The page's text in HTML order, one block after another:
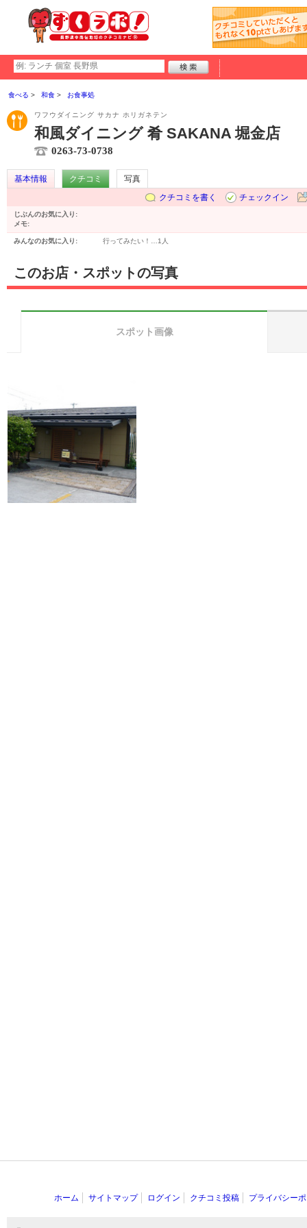
食べる 和食 お食事処
ワフウダイニング サカナ ホリガネテン
和風ダイニング 肴 SAKANA 堀金店
0263-73-0738
基本情報 クチコミ
写真
クチコミを書く
チェックイン
じぶんのお気に入り:
メモ:
みんなのお気に入り: 行ってみたい！… 1人
このお店・スポットの写真
スポット画像
ホーム サイトマップ ログイン クチコミ投稿 プライバシー